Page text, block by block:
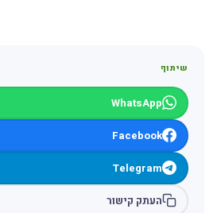
שיתוף
WhatsApp
Facebook
Telegram
העתק קישור